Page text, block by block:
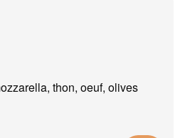
thon, oeuf, olives